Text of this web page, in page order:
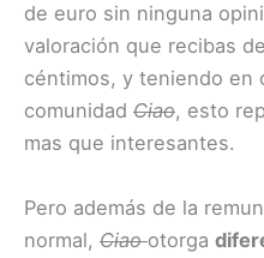
de euro sin ninguna
valoración que recibas
céntimos, y teniendo en
comunidad Ciao, esto
mas que interesantes.
Pero además de la
normal, Ciaootorga